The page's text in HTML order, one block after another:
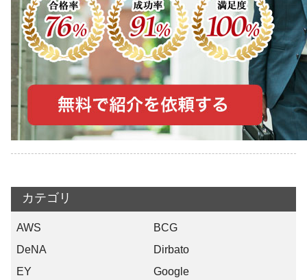
カテゴリ
AWS
BCG
DeNA
Dirbato
EY
Google